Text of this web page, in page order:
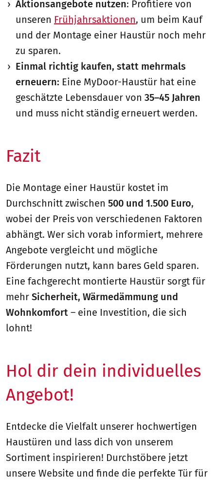
Aktionsangebote nutzen: Profitiere von
unseren Frühjahrsaktionen, um beim Kauf
und der Montage einer Haustür noch mehr
zu sparen.
Einmal richtig kaufen, statt mehrmals
erneuern: Eine MyDoor-Haustür hat eine
geschätzte Lebensdauer von 35–45 Jahren
und muss nicht ständig erneuert werden.
Fazit
Die Montage einer Haustür kostet im
Durchschnitt zwischen 500 und 1.500 Euro,
wobei der Preis von verschiedenen Faktoren
abhängt. Wer sich vorab informiert, mehrere
Angebote vergleicht und mögliche
Förderungen nutzt, kann bares Geld sparen.
Eine fachgerecht montierte Haustür sorgt für
mehr Sicherheit, Wärmedämmung und
Wohnkomfort – eine Investition, die sich
lohnt!
Hol dir dein individuelles
Angebot!
Entdecke die Vielfalt unserer hochwertigen
Haustüren und lass dich von unserem
Sortiment inspirieren! Durchstöbere jetzt
unsere Website und finde die perfekte Tür für